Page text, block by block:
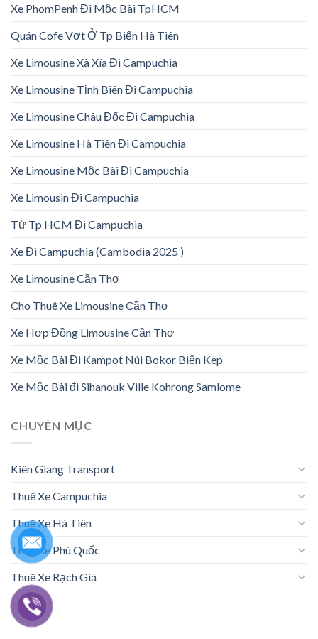
Xe PhomPenh Đi Mộc Bài TpHCM
Quán Cofe Vợt Ở Tp Biển Hà Tiên
Xe Limousine Xà Xía Đi Campuchia
Xe Limousine Tịnh Biên Đi Campuchia
Xe Limousine Châu Đốc Đi Campuchia
Xe Limousine Hà Tiên Đi Campuchia
Xe Limousine Mộc Bài Đi Campuchia
Xe Limousin Đi Campuchia
Từ Tp HCM Đi Campuchia
Xe Đi Campuchia (Cambodia 2025 )
Xe Limousine Cần Thơ
Cho Thuê Xe Limousine Cần Thơ
Xe Hợp Đồng Limousine Cần Thơ
Xe Mộc Bài Đi Kampot Núi Bokor Biển Kep
Xe Mộc Bài đi Sihanouk Ville Kohrong Samlome
CHUYÊN MỤC
Kiên Giang Transport
Thuê Xe Campuchia
Thuê Xe Hà Tiên
Thuê Xe Phú Quốc
Thuê Xe Rạch Giá